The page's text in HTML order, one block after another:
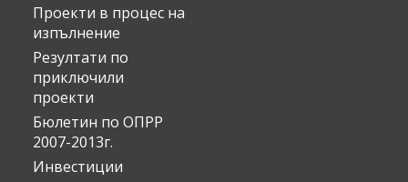
Проекти в процес на
изпълнение
Резултати по
приключили
проекти
Бюлетин по ОПРР
2007-2013г.
Инвестиции